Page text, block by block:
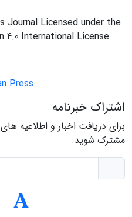
Journal Licensed under the
4.0 International License
Press
اشتراک خبرنامه
برای دریافت اخبار و اطلاعیه
مشترک شوید.